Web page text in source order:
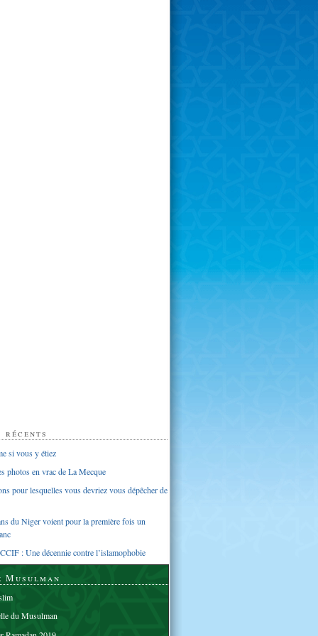
si vous y étiez
photos en vrac de La Mecque
pour lesquelles vous devriez vous dépêcher de
du Niger voient pour la première fois un
: Une décennie contre l’islamophobie
Musulman
du Musulman